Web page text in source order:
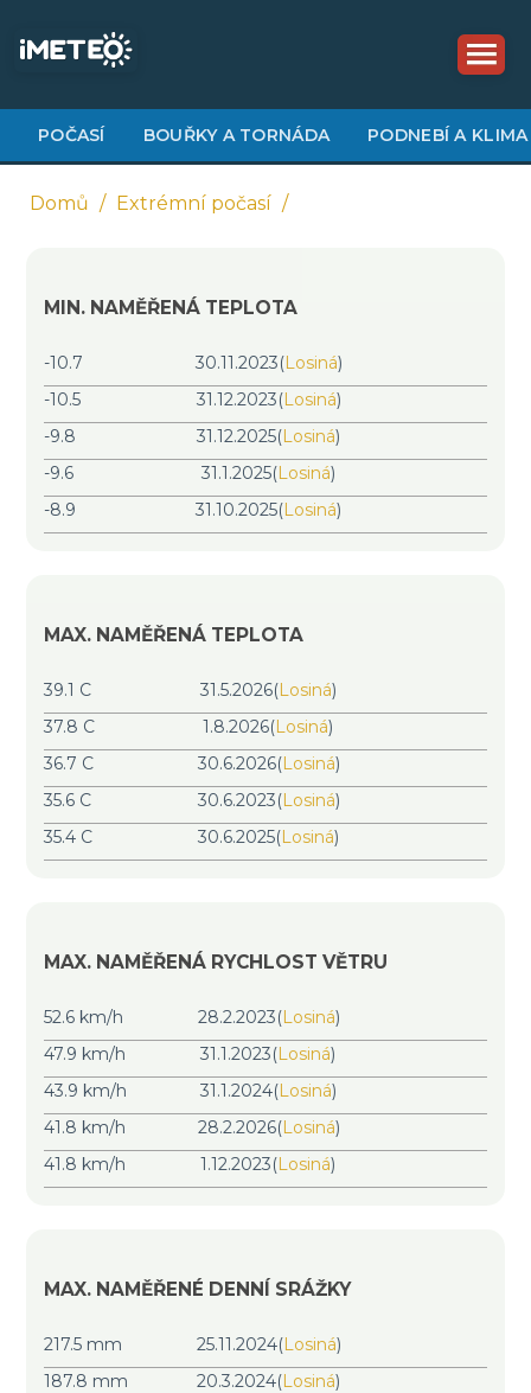
obsahu
POČASÍ BOUŘKY A TORNÁDA PODNEBÍ A KLIMA
navigace
Domů Extrémní počasí
MIN. NAMĚŘENÁ TEPLOTA
-10.7 30.11.2023(Losiná)
-10.5
31.12.2023(Losiná)
-9.8
31.12.2025(Losiná)
-9.6
31.1.2025(Losiná)
-8.9
31.10.2025(Losiná)
MAX. NAMĚŘENÁ TEPLOTA
39.1 C 31.5.2026(Losiná)
37.8 C
1.8.2026(Losiná)
36.7 C
30.6.2026(Losiná)
35.6 C
30.6.2023(Losiná)
35.4 C
30.6.2025(Losiná)
MAX. NAMĚŘENÁ RYCHLOST VĚTRU
52.6 km/h 28.2.2023(Losiná)
47.9 km/h
31.1.2023(Losiná)
43.9 km/h
31.1.2024(Losiná)
41.8 km/h
28.2.2026(Losiná)
41.8 km/h
1.12.2023(Losiná)
MAX. NAMĚŘENÉ DENNÍ SRÁŽKY
217.5 mm 25.11.2024(Losiná)
187.8 mm
20.3.2024(Losiná)